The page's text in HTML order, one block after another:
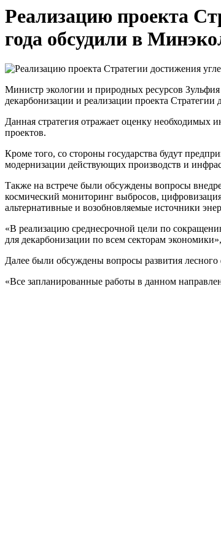
Реализацию проекта
года обсудили в
Министр экологии и природных ресурсов
декарбонизации и реализации проекта
Данная стратегия отражает оценку необходимых
проектов.
Кроме того, со стороны государства будут
модернизации действующих производств и
Также на встрече были обсуждены вопросы
космический мониторинг выбросов,
альтернативные и возобновляемые источники
«В реализацию среднесрочной цели по
для декарбонизации по всем секторам
Далее были обсуждены вопросы развития
«Все запланированные работы в данном